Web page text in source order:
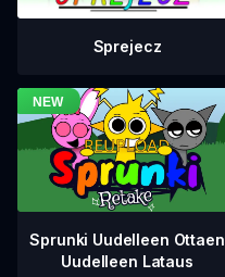
Sprejecz
Sprunki Uudelleen Ottaen
Uudelleen Lataus